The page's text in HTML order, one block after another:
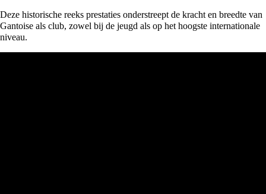
Deze historische reeks prestaties onderstreept de kracht en breedte van
Gantoise als club, zowel bij de jeugd als op het hoogste internationale
niveau.